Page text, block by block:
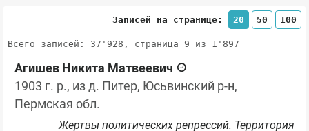
Записей на странице: 20 50 100
Всего записей: 37'928, страница 9 из 1'897
Агишев Никита Матвеевич
1903 г. р., из д. Питер, Юсьвинский р-н,
Пермская обл.
Жертвы политических репрессий. Территория